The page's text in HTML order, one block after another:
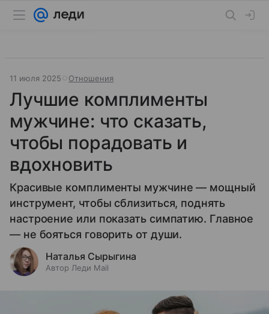
11 июля 2025 Отношения
Лучшие комплименты
мужчине: что сказать,
чтобы порадовать и
вдохновить
Красивые комплименты мужчине — мощный
инструмент, чтобы сблизиться, поднять
настроение или показать симпатию. Главное
— не бояться говорить от души.
Наталья Сырыгина
Автор Леди Mail